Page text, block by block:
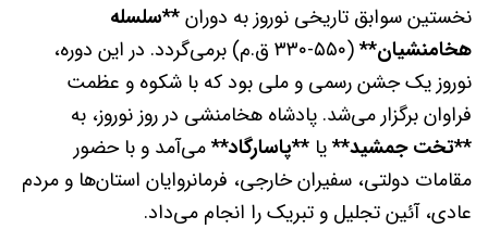
نخستین سوابق تاریخی نوروز به دوران**سلسله
هخامنشیان**
(۵۵۰-۳۳۰ ق.م) برمی‌گردد. در این دوره،
نوروز یک جشن رسمی و ملی بود که با شکوه و عظمت
فراوان برگزار می‌شد. پادشاه هخامنشی در روز نوروز، به
**تخت جمشید**یا **پاسارگاد**می‌آمد و با حضور
مقامات دولتی، سفیران خارجی، فرمانروایان استان‌ها و مردم
عادی، آئین تجلیل و تبریک را انجام می‌داد.